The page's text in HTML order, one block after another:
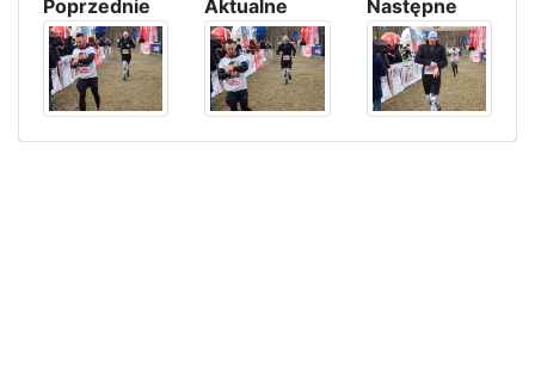
Poprzednie Aktualne Następne